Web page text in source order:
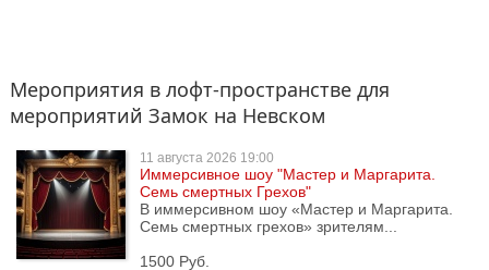
Мероприятия в лофт-пространстве для
мероприятий Замок на Невском
11 августа 2026 19:00
Иммерсивное шоу "Мастер и Маргарита.
Семь смертных Грехов"
В иммерсивном шоу «Мастер и Маргарита.
Семь смертных грехов» зрителям...
1500 Руб.